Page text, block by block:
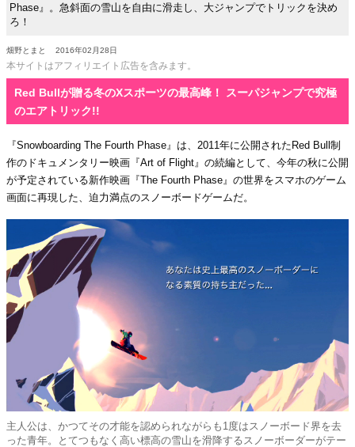
Phase』。急斜面の雪山を自由に滑走し、大ジャンプでトリックを決め
ろ！
畑野とまと 2016年02月28日
本サイトはアフィリエイト広告を含みます。
Red Bullが贈る冬のXスポーツの最高峰！ スーパジャンプで究極
のエアトリック!!
『Snowboarding The Fourth Phase』は、2011年に公開されたRed Bull制
作のドキュメンタリー映画『Art of Flight』の続編として、今年の秋に公開
が予定されている新作映画『The Fourth Phase』の世界をスマホのゲーム
画面に再現した、迫力満点のスノーボードゲームだ。
主人公は、かつてその才能を認められながらも1度はスノーボード界を去
った青年。とてつもなく高い標高の雪山を滑降するスノーボーダーがテー